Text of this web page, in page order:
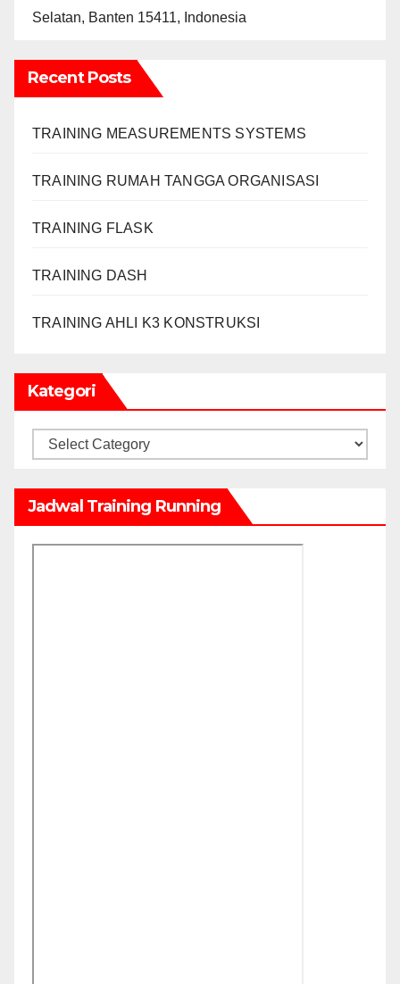
Selatan, Banten 15411, Indonesia
Recent Posts
TRAINING MEASUREMENTS SYSTEMS
TRAINING RUMAH TANGGA ORGANISASI
TRAINING FLASK
TRAINING DASH
TRAINING AHLI K3 KONSTRUKSI
Kategori
Kategori
Jadwal Training Running